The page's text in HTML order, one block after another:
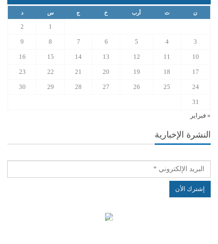
ن ث أرب خ ج س د
1
2
3
4
5
6
7
8
9
10
11
12
13
14
15
16
17
18
19
20
21
22
23
24
25
26
27
28
29
30
31
« فبراير
النشرة الإخبارية
الهياكل الخاضعة لقانون النفاذ إلى المعلومة